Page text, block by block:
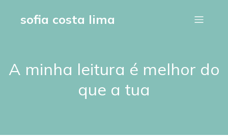
sofia costa lima
A minha leitura é melhor do
que a tua